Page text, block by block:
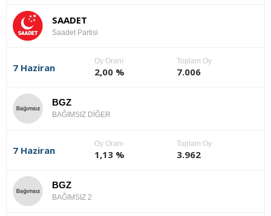
SAADET
Saadet Partisi
7 Haziran
Oy Oranı
2,00 %
Toplam Oy
7.006
BGZ
BAĞIMSIZ DİĞER
7 Haziran
Oy Oranı
1,13 %
Toplam Oy
3.962
BGZ
BAĞIMSIZ 2